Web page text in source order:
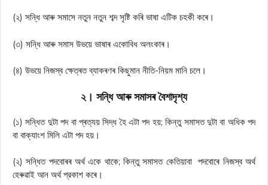
(২) সন্ধি আৰু সমাসে নতুন নতুন শব্দ সৃষ্টি কৰি ভাষা এটিক চহকী কৰে।
(৩) সন্ধি আৰু সমাস উভয়ে ভাষাৰ একোবিধ অলংকাৰ।
(৪) উভয়ে নিজস্ব ক্ষেত্ৰত ব্যাকৰণৰ কিছুমান নীতি-নিয়ম মানি চলে।
২। সন্ধি আৰু সমাসৰ বৈশাদৃশ্য
(১) সন্ধিত দুটা পদ বা প্ৰত্যয় সিদ্ধ হৈ এটা পদ হয়; কিন্তু সমাসত দুটা বা অধিক পদ
বা বাক্যাংশ মিলি এটা পদ হয়।
(২) সন্ধিত পদবোৰৰ অৰ্থ একে থাকে; কিন্তু সমাসত কেতিয়াবা পদবোৰে নিজস্ব অৰ্থ
হেৰুৱাই আন অৰ্থ প্রকাশ কৰে।